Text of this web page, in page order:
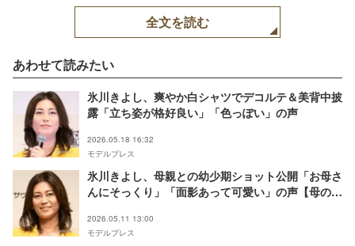
全文を読む
あわせて読みたい
氷川きよし、爽やか白シャツでデコルテ＆美背中披
露「立ち姿が格好良い」「色っぽい」の声
2026.05.18 16:32
モデルプレス
氷川きよし、母親との幼少期ショット公開「お母さ
んにそっくり」「面影あって可愛い」の声【母の
2026.05.11 13:00
モデルプレス